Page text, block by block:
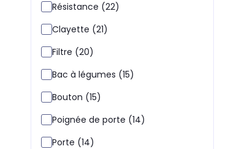
Résistance (22)
Clayette (21)
Filtre (20)
Bac à légumes (15)
Bouton (15)
Poignée de porte (14)
Porte (14)